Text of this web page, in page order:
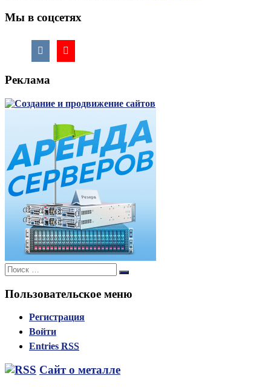
Мы в соцсетях
Реклама
Поиск:
Поиск
Пользовательское меню
Регистрация
Войти
Entries RSS
Сайт о металле